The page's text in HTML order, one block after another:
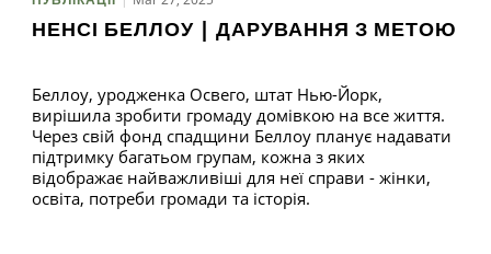
НЕНСІ БЕЛЛОУ | ДАРУВАННЯ З МЕТОЮ
Беллоу, уродженка Освего, штат Нью-Йорк,
вирішила зробити громаду домівкою на все життя.
Через свій фонд спадщини Беллоу планує надавати
підтримку багатьом групам, кожна з яких
відображає найважливіші для неї справи - жінки,
освіта, потреби громади та історія.